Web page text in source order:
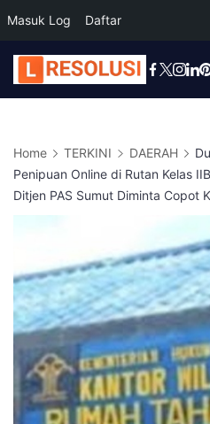
Masuk Log Daftar
Skip
to
Home TERKINI DAERAH
Penipuan Online di Rutan Kelas
Ditjen PAS Sumut Diminta Copot